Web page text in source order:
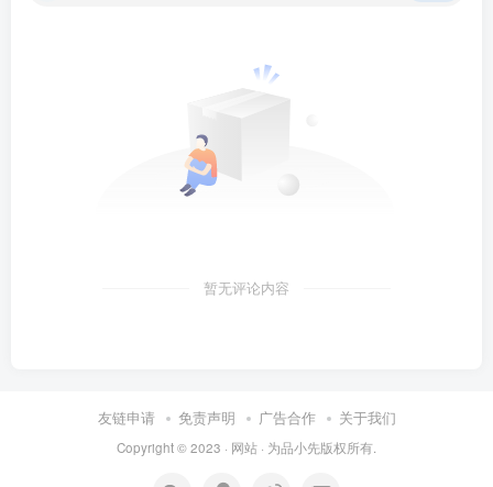
暂无评论内容
友链申请 免责声明 广告合作 关于我们
Copyright © 2023 · 网站 · 为品小先版权所有.